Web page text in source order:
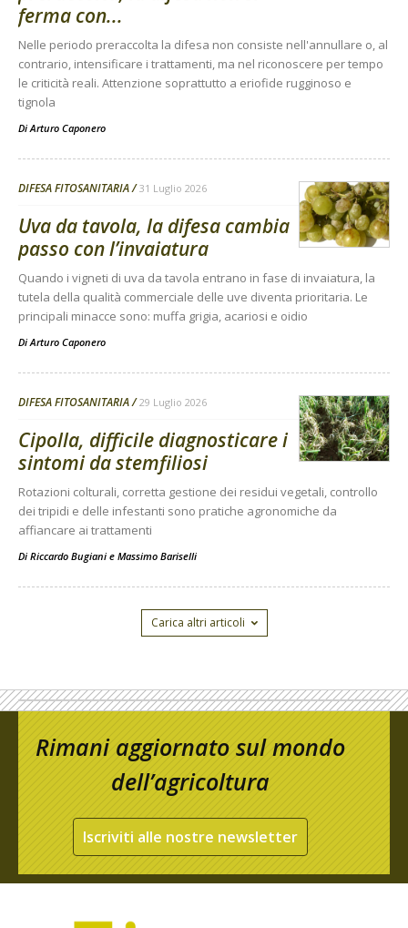
ferma con...
Nelle periodo preraccolta la difesa non consiste nell'annullare o, al
contrario, intensificare i trattamenti, ma nel riconoscere per tempo
le criticità reali. Attenzione soprattutto a eriofide rugginoso e
tignola
DiArturo Caponero
DIFESA FITOSANITARIA 31 Luglio 2026
Uva da tavola, la difesa cambia
passo con l’invaiatura
Quando i vigneti di uva da tavola entrano in fase di invaiatura, la
tutela della qualità commerciale delle uve diventa prioritaria. Le
principali minacce sono: muffa grigia, acariosi e oidio
DiArturo Caponero
DIFESA FITOSANITARIA 29 Luglio 2026
Cipolla, difficile diagnosticare i
sintomi da stemfiliosi
Rotazioni colturali, corretta gestione dei residui vegetali, controllo
dei tripidi e delle infestanti sono pratiche agronomiche da
affiancare ai trattamenti
Di Riccardo Bugiani e Massimo Bariselli
Carica altri articoli
Rimani aggiornato sul mondo
dell’agricoltura
Iscriviti alle nostre newsletter